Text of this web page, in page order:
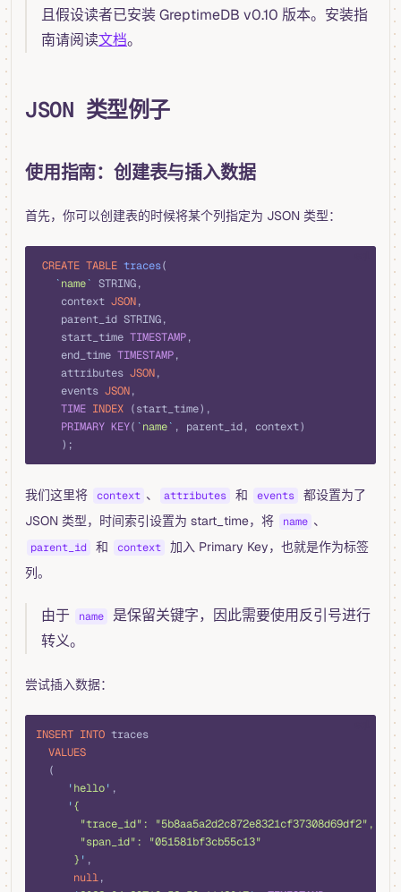
且假设读者已安装 GreptimeDB v0.10 版本。安装指
南请阅读文档。
JSON 类型例子
使用指南：创建表与插入数据
首先，你可以创建表的时候将某个列指定为 JSON 类型：
CREATE TABLE traces(
   `
name` STRING,
    context
JSON,
    parent_id STRING,
    start_time
TIMESTAMP,
    end_time
TIMESTAMP,
    attributes
JSON,
    events
JSON,
    TIME
INDEX (start_time),
    PRIMARY KEY
( `name` , parent_id, context)
    );
我们这里将 context 、 attributes 和 events
都设置为了
JSON 类型，时间索引设置为 start_time，将
name 、
parent_id 和 context
加入 Primary Key，也就是作为标签
列。
由于 name
是保留关键字，因此需要使用反引号进行
转义。
尝试插入数据：
INSERT INTO traces
  VALUES
  (
     '
hello' ,
     '
{
       "trace_id": "5b8aa5a2d2c872e8321cf37308d69df2",
       "span_id": "051581bf3cb55c13"
      }
' ,
      null
,